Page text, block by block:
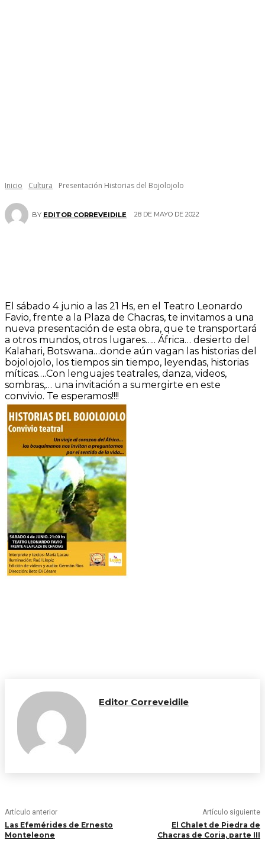
Inicio Cultura Presentación Historias del Bojolojolo
BY EDITOR CORREVEIDILE 28 DE MAYO DE 2022
El sábado 4 junio a las 21 Hs, en el Teatro Leonardo
Favio, frente a la Plaza de Chacras, te invitamos a una
nueva presentación de esta obra, que te transportará
a otros mundos, otros lugares….. África… desierto del
Kalahari, Botswana…donde aún vagan las historias del
bojolojolo, los tiempos sin tiempo, leyendas, historias
míticas….Con lenguajes teatrales, danza, videos,
sombras,… una invitación a sumergirte en este
convivio. Te esperamos!!!!
Editor Correveidile
Artículo anterior
Las Efemérides de Ernesto
Monteleone
Artículo siguiente
El Chalet de Piedra de
Chacras de Coria, parte III